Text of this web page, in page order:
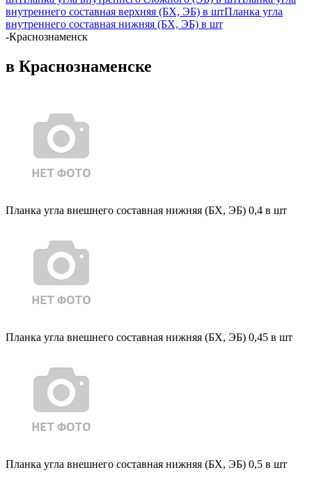
внутреннего составная верхняя (БХ, ЭБ) в штПланка угла
внутреннего составная нижняя (БХ, ЭБ) в шт
-Краснознаменск
в Краснознаменске
Планка угла внешнего составная нижняя (БХ, ЭБ) 0,4 в шт
Планка угла внешнего составная нижняя (БХ, ЭБ) 0,45 в шт
Планка угла внешнего составная нижняя (БХ, ЭБ) 0,5 в шт